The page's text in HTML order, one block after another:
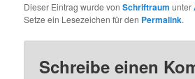
Dieser Eintrag wurde vonSchriftraum unter
Setze ein Lesezeichen für den Permalink.
Schreibe einen